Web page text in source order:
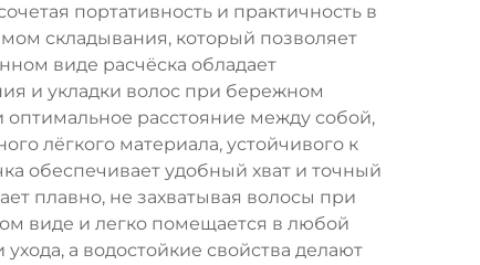
портативность и практичность в
складывания, который позволяет
виде расчёска обладает
и укладки волос при бережном
расстояние между собой,
лёгкого материала, устойчивого к
обеспечивает удобный хват и точный
плавно, не захватывая волосы при
виде и легко помещается в любой
а водостойкие свойства делают